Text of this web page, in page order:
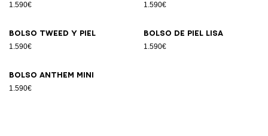
1.590€ 1.590€
Bolso tweed y piel
1.590€
Bolso de piel lisa
1.590€
Bolso Anthem Mini
1.590€